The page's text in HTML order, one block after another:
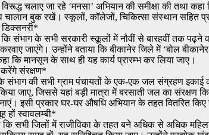
चलाए जा रहे ‘मनसा’ अभियान की समीक्षा की तथा
चालान बुक रखें। स्कूलों, कॉलेजों, चिकित्सा संस्थान सहित
डिक्सनरी*
संभाग के सभी सरकारी स्कूलों में नौवीं से बारहवीं तक पढ़ने
जाएंगे। उन्होंने बताया कि बीकानेर जिले में ‘बोल
कि मानसून के साथ ही यह कार्य प्रारम्भ कर लिया जाए।
संरक्षण*
की सभी ग्राम पंचायतों के एक-एक जल संग्रहण इकाई
जाए, जिससे यहां बड़ी मात्रा में बरसाती जल का
इसी प्रकार घर-घर औषधि अभियान के तहत वितरित किए
हों स्वावलम्बी*
सभी जिलों में राजीविका के तहत बने अधिक से अधिक